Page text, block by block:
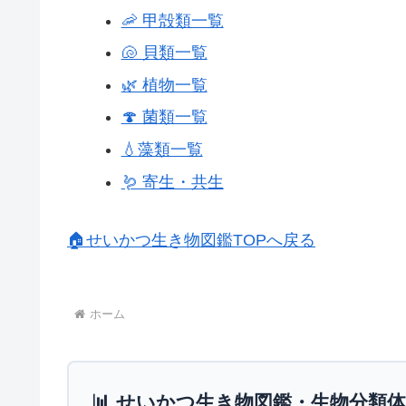
🦐 甲殻類一覧
🐚 貝類一覧
🌿 植物一覧
🍄 菌類一覧
💧藻類一覧
🪱 寄生・共生
🏠せいかつ生き物図鑑TOPへ戻る
ホーム